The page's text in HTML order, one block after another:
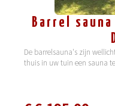
Barrel
De barrelsauna's zijn
thuis in uw tuin een sauna